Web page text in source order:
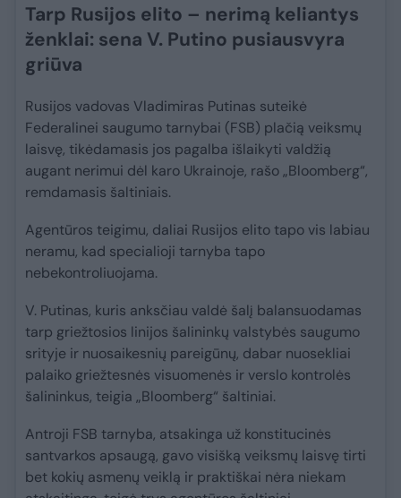
Tarp Rusijos elito – nerimą keliantys
ženklai: sena V. Putino pusiausvyra
griūva
Rusijos vadovas Vladimiras Putinas suteikė
Federalinei saugumo tarnybai (FSB) plačią veiksmų
laisvę, tikėdamasis jos pagalba išlaikyti valdžią
augant nerimui dėl karo Ukrainoje, rašo „Bloomberg“,
remdamasis šaltiniais.
Agentūros teigimu, daliai Rusijos elito tapo vis labiau
neramu, kad specialioji tarnyba tapo
nebekontroliuojama.
V. Putinas, kuris anksčiau valdė šalį balansuodamas
tarp griežtosios linijos šalininkų valstybės saugumo
srityje ir nuosaikesnių pareigūnų, dabar nuosekliai
palaiko griežtesnės visuomenės ir verslo kontrolės
šalininkus, teigia „Bloomberg“ šaltiniai.
Antroji FSB tarnyba, atsakinga už konstitucinės
santvarkos apsaugą, gavo visišką veiksmų laisvę tirti
bet kokių asmenų veiklą ir praktiškai nėra niekam